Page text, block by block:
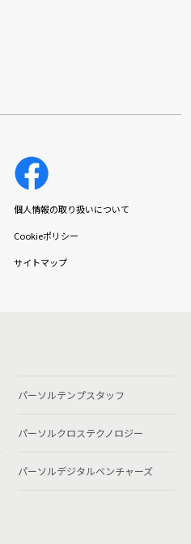
個人情報の取り扱いについて
Cookieポリシー
サイトマップ
パーソルテンプスタッフ
パーソルクロステクノロジー
パーソルデジタルベンチャーズ